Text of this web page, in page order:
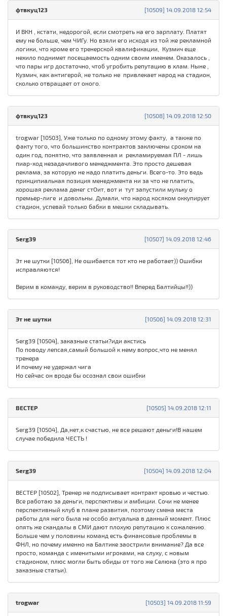
[10509] 14.09.2018 12:54
фтвкуц123
И ВКН , кстати, недорогой, если смотреть на его зарплату. Платят
ему не больше, чем ЧИГу. Но взяли его исходя из той же рекламной
логики, что кроме его тренерской квалификации, Кузмич еще
нехило поднимет посещаемость одним своим именем. Оказалось ,
что пары игр достаточно, чтоб угробить репутацию в хлам. Ныне ,
Кузмич, как антигерой, не только не привлекает народ на стадион,
сколько отвращает от оного.
[10508] 14.09.2018 12:50
фтвкуц123
trogwar [10503], Уже только по одному этому факту, а также по
факту того, что большинство контрактов заключены сроком на
один год, понятно, что заявленная и рекламируемая ПЛ - лишь
пиар-ход незадачливого менеджмента. Это просто дешевая
реклама, за которую не надо платить деньги. Всего-то. Это ведь
принципиальная позиция менеджмента ни за что не платить,
хорошая реклама денег стОит, вот и тут запустили мульку о
премьер-лиге и довольны. Думали, что народ косяком оккупирует
стадион, успевай только бабки в мешки складывать.
[10507] 14.09.2018 12:46
Serg39
Эт не шутки [10506], Не ошибается тот кто не работает)) Ошибки
исправляются!
Верим в команду, верим в руководство!! Вперед Балтийцы!!))
[10506] 14.09.2018 12:31
Эт не шутки
Serg39 [10504], заказные статьи?иди акстись
По поводу лепсая,самый большой к нему вопрос,что не менял
тренера
И почему не удержал чига
Но сейчас он вроде бы осознал свои ошибки
[10505] 14.09.2018 12:11
ВЕСТЕР
Serg39 [10504], Да,нет,к счастью, не все решают деньги!В нашем
случае победила ЧЕСТЬ !
[10504] 14.09.2018 12:04
Serg39
ВЕСТЕР [10502], Тренер не подписывает контракт кровью и честью.
Все работаю за деньги, перспективы и амбиции. Сочи не менее
перспективный клуб в плане развития, поэтому смена места
работы для него была не особо актуальна в данный момент. Плюс
опять же скандалы в СМИ дают плохую репутацию к сожалению.
Больше чем у половины команд есть финансовые проблемы в
ФНЛ, но почему именно на Балтике заострили внимание? Да все
просто, команда с именитыми игроками, на слуху, с новым
стадионом, плюс могли быть обиды от того же Селюка (это я про
заказные статьи).
[10503] 14.09.2018 11:59
trogwar